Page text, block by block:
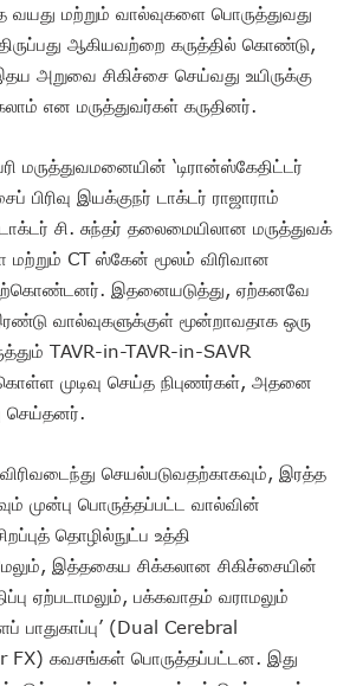
வயது மற்றும் வால்வுகளை பொருத்துவது
ஆகியவற்றை கருத்தில் கொண்டு,
அறுவை சிகிச்சை செய்வது உயிருக்கு
என மருத்துவர்கள் கருதினர்.
மருத்துவமனையின் ‘டிரான்ஸ்கேதிட்டர்
பிரிவு இயக்குநர் டாக்டர் ராஜாராம்
சி. சுந்தர் தலைமையிலான மருத்துவக்
மற்றும் CT ஸ்கேன் மூலம் விரிவான
இதனையடுத்து, ஏற்கனவே
வால்வுகளுக்குள் மூன்றாவதாக ஒரு
TAVR-in-TAVR-in-SAVR
முடிவு செய்த நிபுணர்கள், அதனை
செய்தனர்.
செயல்படுவதற்காகவும், இரத்த
முன்பு பொருத்தப்பட்ட வால்வின்
தொழில்நுட்ப உத்தி
இத்தகைய சிக்கலான சிகிச்சையின்
ஏற்படாமலும், பக்கவாதம் வராமலும்
பாதுகாப்பு’ (Dual Cerebral
FX) கவசங்கள் பொருத்தப்பட்டன. இது